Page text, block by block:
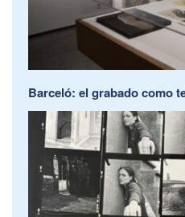
Barceló: el grabado como